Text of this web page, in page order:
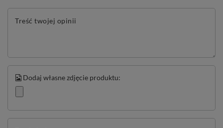
Treść twojej opinii
Dodaj własne zdjęcie produktu: